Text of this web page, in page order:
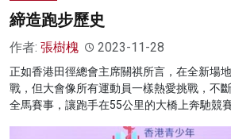
締造跑步歷史
作者: 張樹槐 2023-11-28
正如香港田徑總會主席關祺所言，在全新場
戰，但大會像所有運動員一樣熱愛挑戰，不
全馬賽事，讓跑手在55公里的大橋上奔馳競賽